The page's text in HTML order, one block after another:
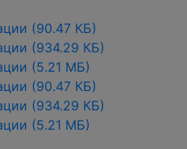
(90.47 КБ)
(934.29 КБ)
(5.21 МБ)
(90.47 КБ)
(934.29 КБ)
(5.21 МБ)